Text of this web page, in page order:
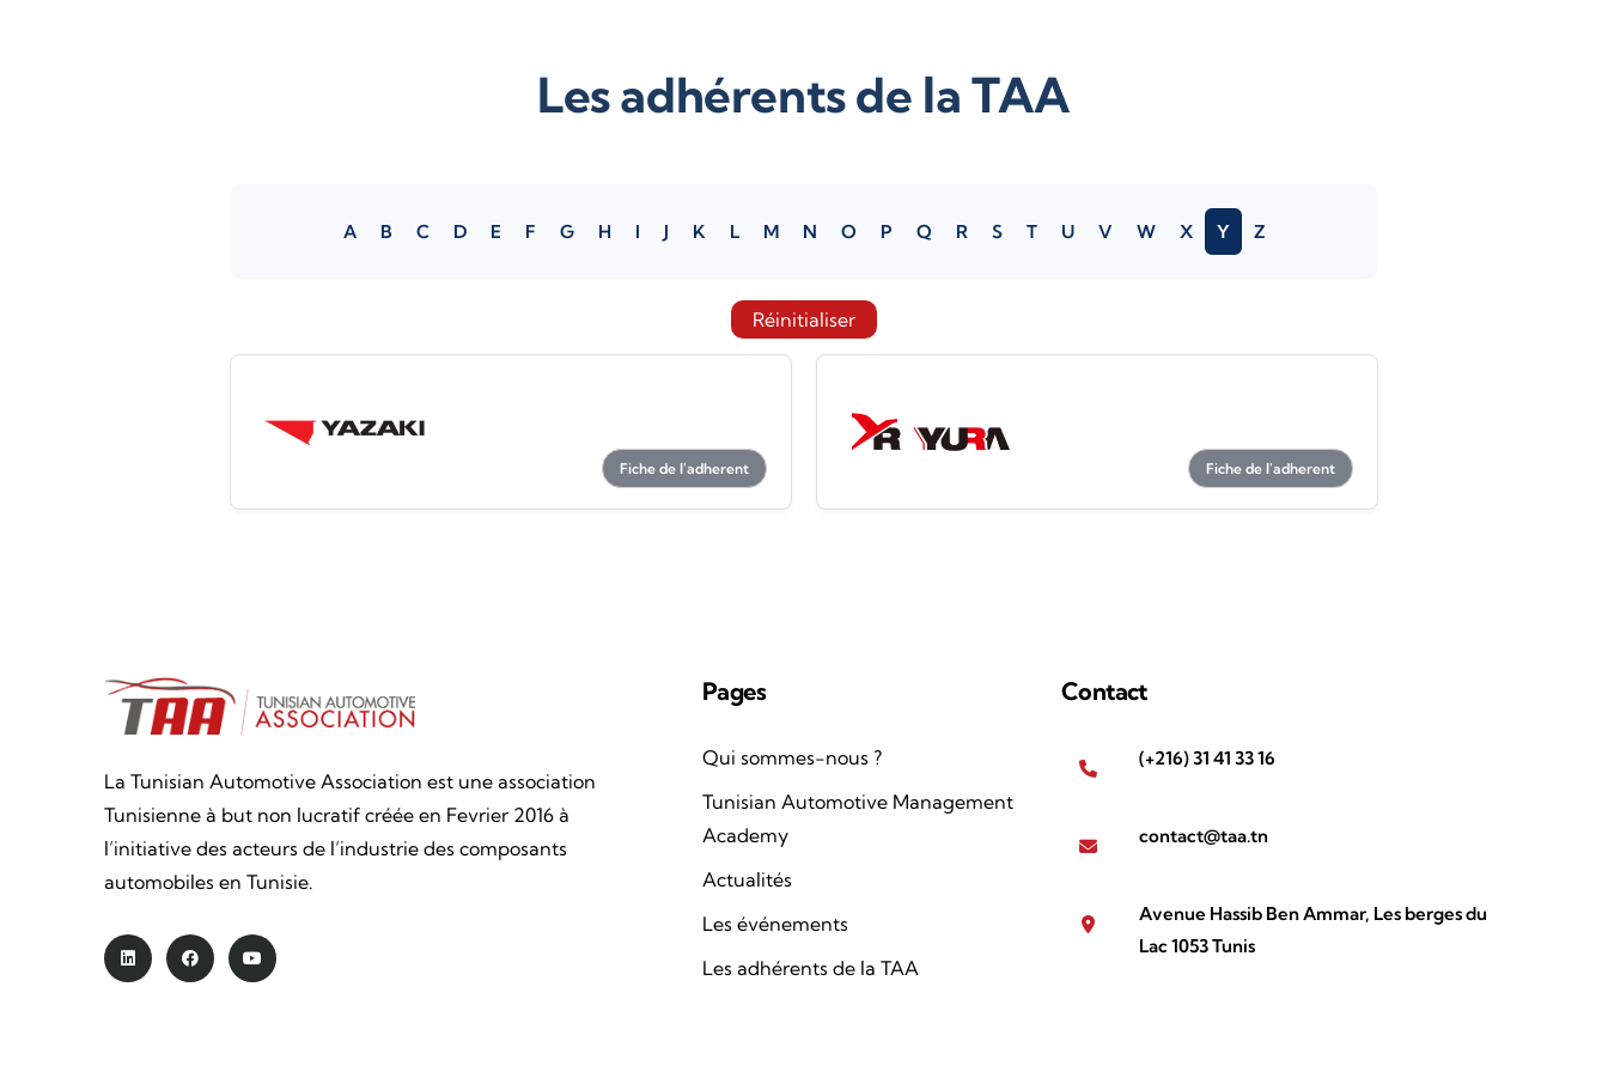
Les adhérents de la TAA
A B C D E F G H I J K L M N O P Q R S T U V W X Y Z
Réinitialiser
Fiche de l'adherent Fiche de l'adherent
La Tunisian Automotive Association est une association
Tunisienne à but non lucratif créée en Fevrier 2016 à
l’initiative des acteurs de l’industrie des composants
automobiles en Tunisie.
Pages
Qui sommes-nous ?
Tunisian Automotive Management
Academy
Actualités
Les événements
Les adhérents de la TAA
Contact
(+216) 31 41 33 16
contact@taa.tn
Avenue Hassib Ben Ammar, Les berges du
Lac 1053 Tunis